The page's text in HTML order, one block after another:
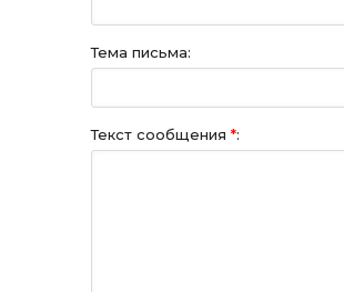
Тема письма:
Текст сообщения *: